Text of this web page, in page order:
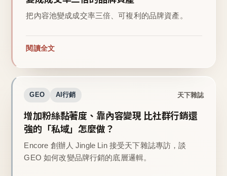
把內容池變成成交率三倍、可複利的品牌資產。
閱讀全文
GEO AI行銷 天下雜誌
增加粉絲黏著度、靠內容變現 比社群行銷還
強的「私域」怎麼做？
Encore 創辦人 Jingle Lin 接受天下雜誌專訪，談
GEO 如何改變品牌行銷的底層邏輯。